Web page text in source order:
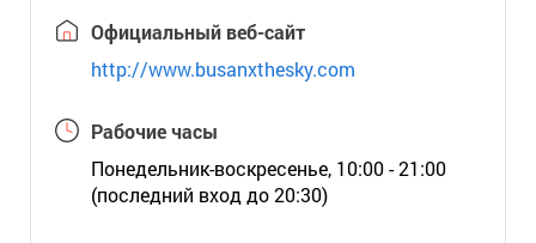
Официальный веб-сайт
http://www.busanxthesky.com
Рабочие часы
Понедельник-воскресенье, 10:00 - 21:00
(последний вход до 20:30)